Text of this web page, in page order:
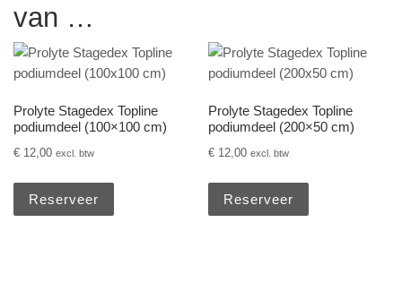
van …
Prolyte Stagedex Topline
podiumdeel (100×100 cm)
€ 12,00 excl. btw
Reserveer
Prolyte Stagedex Topline
podiumdeel (200×50 cm)
€ 12,00 excl. btw
Reserveer